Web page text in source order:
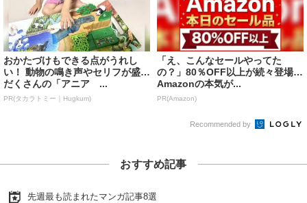
おかたづけもできる点がうれし
い！ 動物の鳴き声やセリフが盛り
だくさんの「アニア ...
PR(タカラトミー｜Hugkum)
「え、こんなセールやってた
の？」80％OFF以上が続々登場！
Amazonの本気が...
PR(Amazon)
Recommended by
おすすめ記事
先週最も読まれたマンガ記事8選